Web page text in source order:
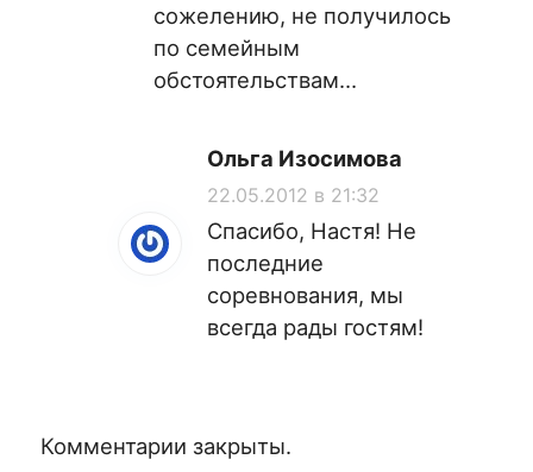
сожелению, не получилось
по семейным
обстоятельствам…
Ольга Изосимова
22.05.2012 в 21:32
Спасибо, Настя! Не
последние
соревнования, мы
всегда рады гостям!
Комментарии закрыты.